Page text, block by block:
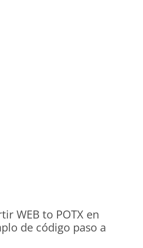
WEB to POTX en
de código paso a